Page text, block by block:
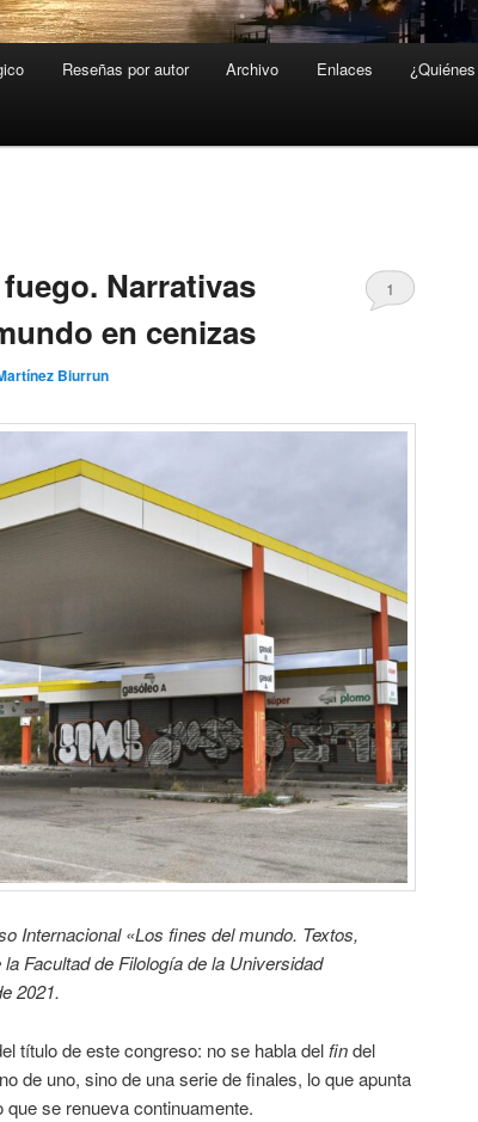
Reseñas por autor Archivo Enlaces
Narrativas
en cenizas
Biurrun
1
Internacional «Los fines del mundo. Textos,
Facultad de Filología de la Universidad
2021.
título de este congreso: no se habla del findel
de uno, sino de una serie de finales, lo que apunta
se renueva continuamente.